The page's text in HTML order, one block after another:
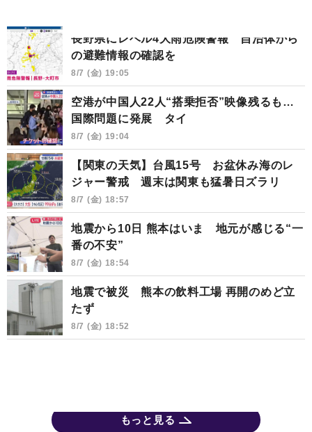
長野県にレベル4大雨危険警報 自治体から
の避難情報の確認を
8/7 (金) 19:05
空港が中国人22人“搭乗拒否”映像残るも…
国際問題に発展 タイ
8/7 (金) 19:04
【関東の天気】台風15号 お盆休み海のレ
ジャー警戒 週末は関東も猛暑日ズラリ
8/7 (金) 18:57
地震から10日 熊本はいま 地元が感じる“一
番の不安”
8/7 (金) 18:54
地震で被災 熊本の飲料工場 再開のめど立
たず
8/7 (金) 18:52
もっと見る